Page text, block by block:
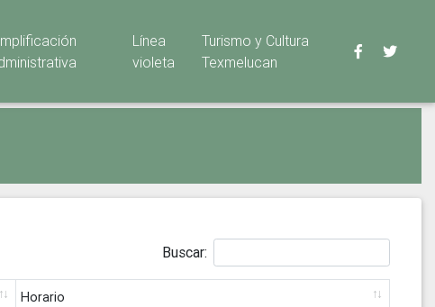
Línea
violeta
Turismo y Cultura
Texmelucan
Buscar:
Horario